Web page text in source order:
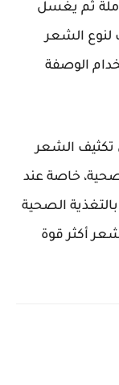
ثم يغسل
لنوع الشعر
الوصفة
تكثيف الشعر
خاصة عند
الصحية
أكثر قوة